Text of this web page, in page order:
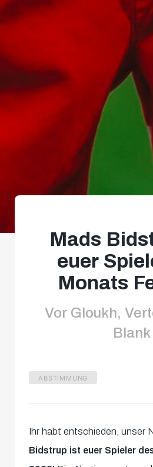
Mads
euer
Monats
Vor Gloukh,
Blank
ABSTIMMUNG
Ihr habt entschieden, unser
Bidstrup ist euer Spieler